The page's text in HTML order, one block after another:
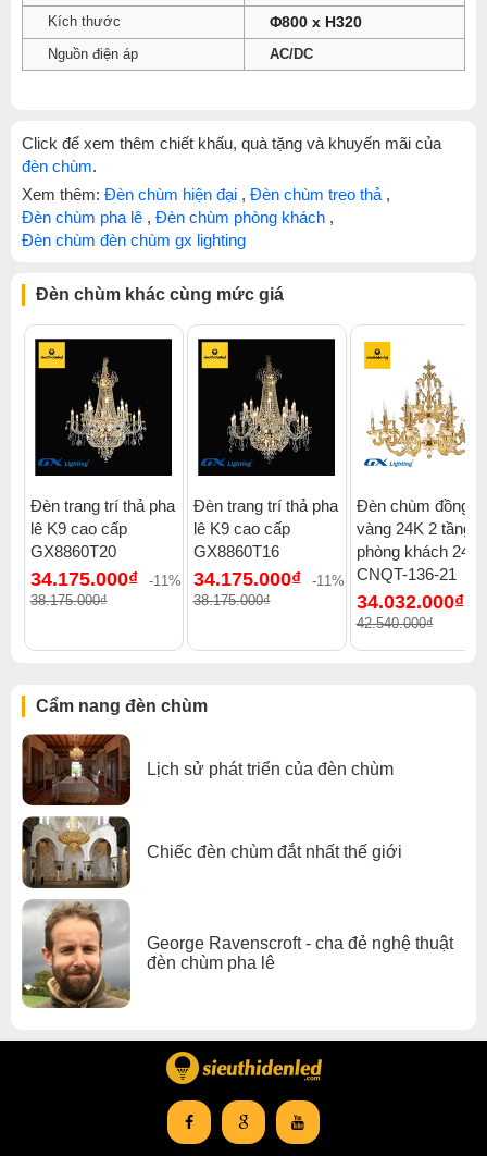
Kích thước
Φ800 x H320
Nguồn điện áp AC/DC
Click để xem thêm chiết khấu, quà tặng và khuyến mãi của
đèn chùm.
Xem thêm: Đèn chùm hiện đại , Đèn chùm treo thả ,
Đèn chùm pha lê , Đèn chùm phòng khách ,
Đèn chùm đèn chùm gx lighting
Đèn chùm khác cùng mức giá
Đèn trang trí thả pha
lê K9 cao cấp
GX8860T20
34.175.000₫
-11%
38.175.000₫
Đèn trang trí thả pha
lê K9 cao cấp
GX8860T16
34.175.000₫
-11%
38.175.000₫
Đèn chùm đồng
vàng 24K 2 tầng
phòng khách 24
CNQT-136-21
34.032.000₫
42.540.000₫
Cẩm nang đèn chùm
Lịch sử phát triển của đèn chùm
Chiếc đèn chùm đắt nhất thế giới
George Ravenscroft - cha đẻ nghệ thuật
đèn chùm pha lê